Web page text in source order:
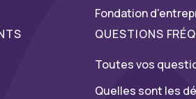
Fondation
QUESTIONS
Toutes vos
Quelles sont les